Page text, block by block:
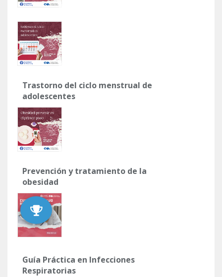
Trastorno del ciclo menstrual de
adolescentes
Prevención y tratamiento de la
obesidad
Guía Práctica en Infecciones
Respiratorias